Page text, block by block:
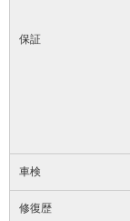
保証
車検
修復歴